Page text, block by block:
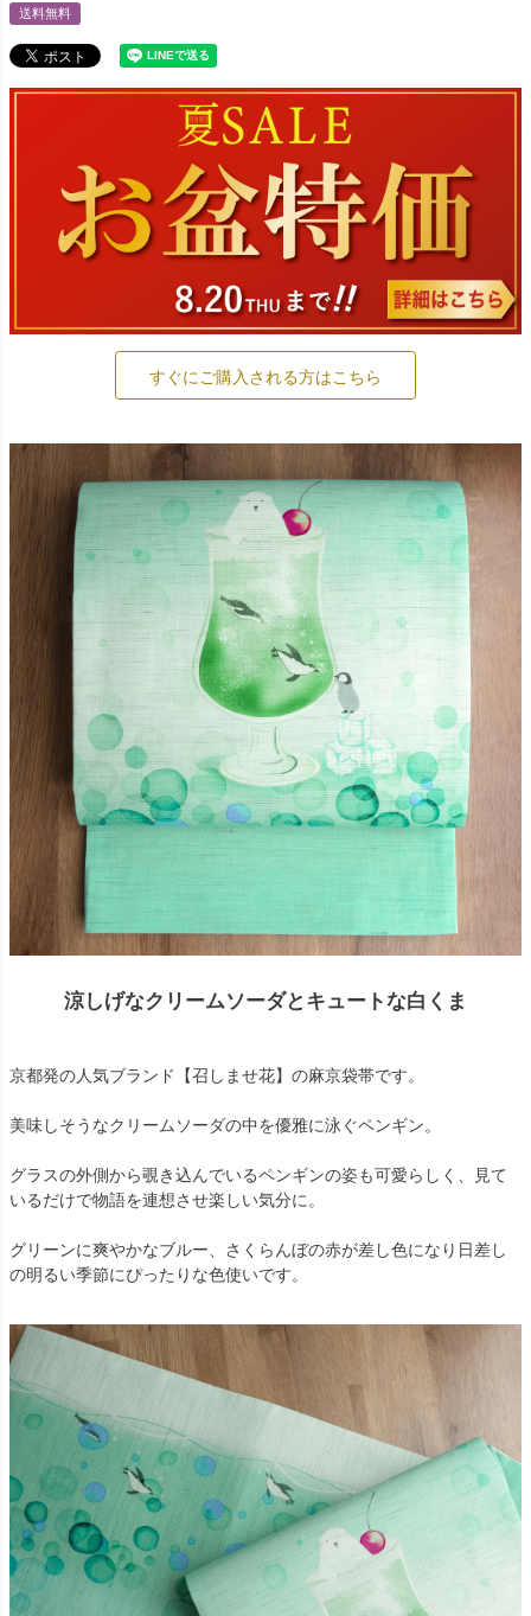
送料無料
すぐにご購入される方はこちら
涼しげなクリームソーダとキュートな白くま
京都発の人気ブランド【召しませ花】の麻京袋帯です。
美味しそうなクリームソーダの中を優雅に泳ぐペンギン。
グラスの外側から覗き込んでいるペンギンの姿も可愛らしく、見て
いるだけで物語を連想させ楽しい気分に。
グリーンに爽やかなブルー、さくらんぼの赤が差し色になり日差し
の明るい季節にぴったりな色使いです。